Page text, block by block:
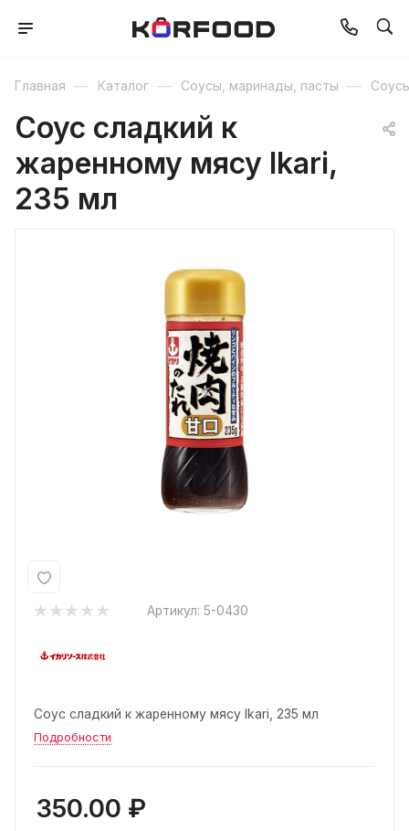
Главная — Каталог — Соусы, маринады, пасты —
Соус сладкий к
жаренному мясу Ikari,
235 мл
Артикул: 5-0430
Соус сладкий к жаренному мясу Ikari, 235 мл
Подробности
350.00 ₽